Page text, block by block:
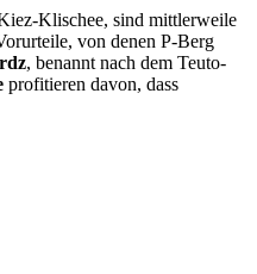
Klischee, sind mittlerweile
von denen P-Berg
, benannt nach dem Teuto­
profitieren davon, dass